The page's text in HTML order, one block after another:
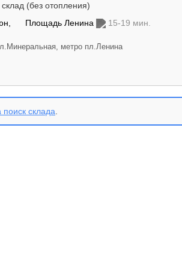
(без отопления)
Площадь Ленина 15-19 мин.
метро пл.Ленина
поиск склада